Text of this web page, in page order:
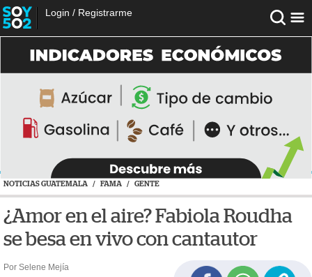
Login / Registrarme
NOTICIAS GUATEMALA / FAMA / GENTE
¿Amor en el aire? Fabiola Roudha
se besa en vivo con cantautor
Por Selene Mejía